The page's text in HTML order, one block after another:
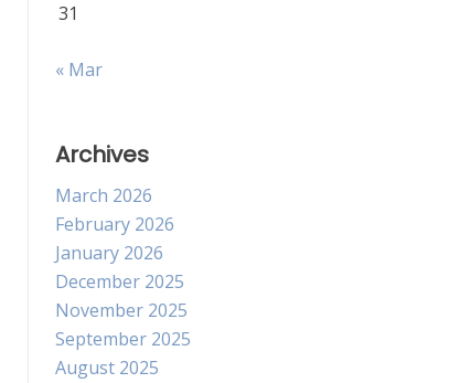
31
« Mar
Archives
March 2026
February 2026
January 2026
December 2025
November 2025
September 2025
August 2025